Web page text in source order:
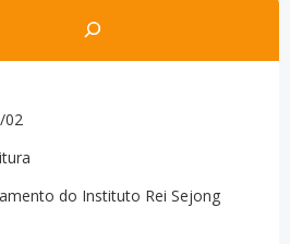
02
do Instituto Rei Sejong